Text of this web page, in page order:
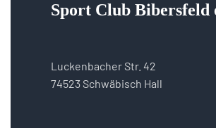
Sport Club Bibersfeld
Luckenbacher Str. 42
74523 Schwäbisch Hall